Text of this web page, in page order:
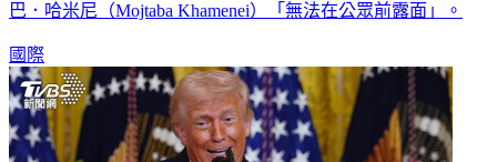
巴．哈米尼（Mojtaba Khamenei）「無法在公眾前露面」。
國際